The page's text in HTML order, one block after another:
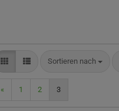
Sortieren nach
Sortieren nach
« 1 2 3